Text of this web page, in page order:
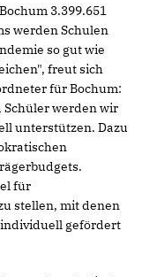
3.399.651
werden Schulen
so gut wie
freut sich
für Bochum:
werden wir
unterstützen. Dazu
für
stellen, mit denen
gefördert